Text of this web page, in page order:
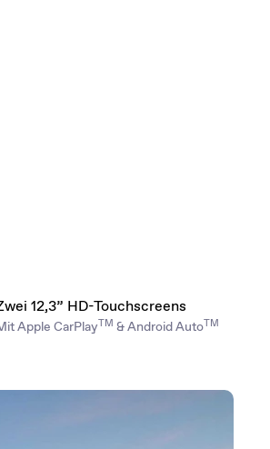
12,3” HD-Touchscreens
Apple CarPlayTM & Android AutoTM